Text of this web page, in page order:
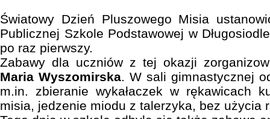
Światowy Dzień Pluszowego Misia
Publicznej Szkole Podstawowej w
po raz pierwszy.
Zabawy dla uczniów z tej okazji
Maria Wyszomirska. W sali gimnastycznej
m.in. zbieranie wykałaczek w rękawicach
misia, jedzenie miodu z talerzyka, bez użycia